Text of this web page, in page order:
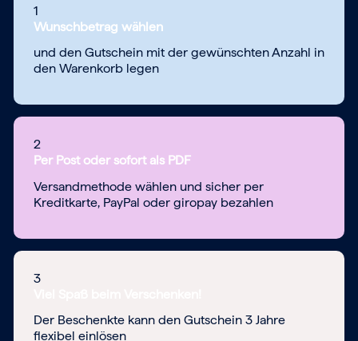
1
Wunschbetrag wählen
und den Gutschein mit der gewünschten Anzahl in
den Warenkorb legen
2
Per Post oder sofort als PDF
Versandmethode wählen und sicher per
Kreditkarte, PayPal oder giropay bezahlen
3
Der Beschenkte kann den Gutschein 3 Jahre
flexibel einlösen